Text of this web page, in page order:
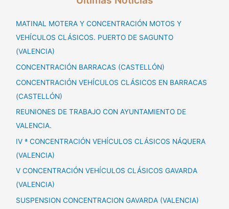
MATINAL MOTERA Y CONCENTRACIÓN MOTOS Y
VEHÍCULOS CLÁSICOS. PUERTO DE SAGUNTO
(VALENCIA)
CONCENTRACIÓN BARRACAS (CASTELLÓN)
CONCENTRACIÓN VEHÍCULOS CLÁSICOS EN BARRACAS
(CASTELLÓN)
REUNIONES DE TRABAJO CON AYUNTAMIENTO DE
VALENCIA.
IV ª CONCENTRACIÓN VEHÍCULOS CLÁSICOS NÁQUERA
(VALENCIA)
V CONCENTRACIÓN VEHÍCULOS CLÁSICOS GAVARDA
(VALENCIA)
SUSPENSION CONCENTRACION GAVARDA (VALENCIA)